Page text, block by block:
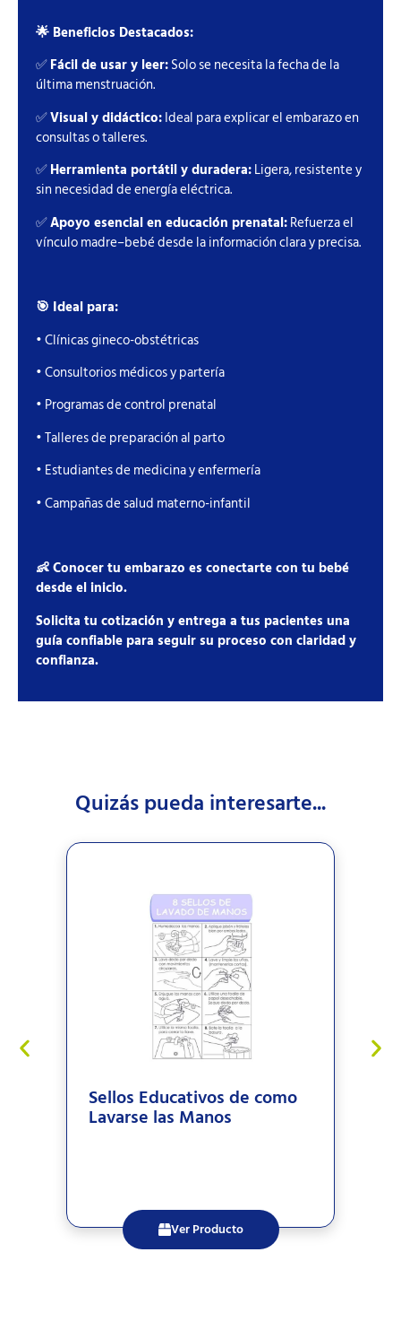
🌟 Beneficios Destacados:
✅Fácil de usar y leer:Solo se necesita la fecha de la
última menstruación.
✅Visual y didáctico:Ideal para explicar el embarazo en
consultas o talleres.
✅Herramienta portátil y duradera:Ligera, resistente y
sin necesidad de energía eléctrica.
✅Apoyo esencial en educación prenatal:Refuerza el
vínculo madre–bebé desde la información clara y precisa.
🎯 Ideal para:
• Clínicas gineco-obstétricas
• Consultorios médicos y partería
• Programas de control prenatal
• Talleres de preparación al parto
• Estudiantes de medicina y enfermería
• Campañas de salud materno-infantil
👶 Conocer tu embarazo es conectarte con tu bebé
desde el inicio.
Solicita tu cotización y entrega a tus pacientes una
guía confiable para seguir su proceso con claridad y
confianza.
Quizás pueda interesarte...
Sellos Educativos de como
Lavarse las Manos
Ver Producto